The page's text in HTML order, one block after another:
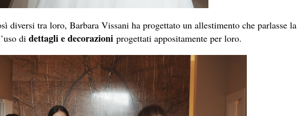
diversi tra loro, Barbara Vissani ha progettato un allestimento che parlasse la
di dettagli e decorazioni progettati appositamente per loro.